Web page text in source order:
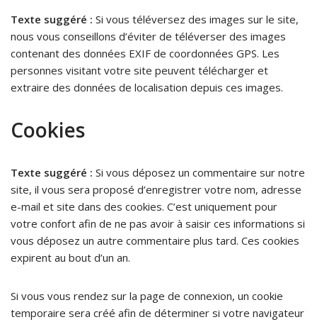
Texte suggéré : Si vous téléversez des images sur le site,
nous vous conseillons d’éviter de téléverser des images
contenant des données EXIF de coordonnées GPS. Les
personnes visitant votre site peuvent télécharger et
extraire des données de localisation depuis ces images.
Cookies
Texte suggéré : Si vous déposez un commentaire sur notre
site, il vous sera proposé d’enregistrer votre nom, adresse
e-mail et site dans des cookies. C’est uniquement pour
votre confort afin de ne pas avoir à saisir ces informations si
vous déposez un autre commentaire plus tard. Ces cookies
expirent au bout d’un an.
Si vous vous rendez sur la page de connexion, un cookie
temporaire sera créé afin de déterminer si votre navigateur